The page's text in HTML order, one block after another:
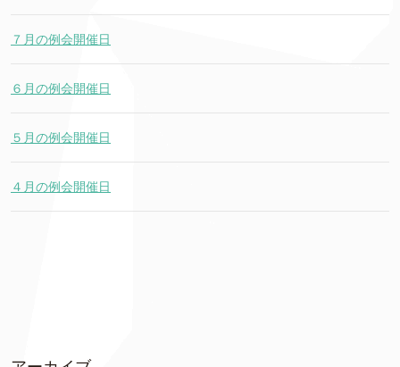
７月の例会開催日
６月の例会開催日
５月の例会開催日
４月の例会開催日